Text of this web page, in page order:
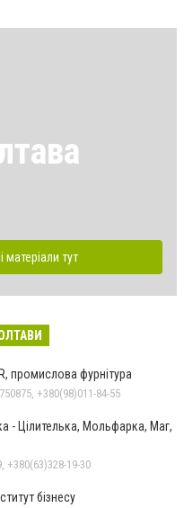
матеріали тут
ELESA + GANTER, промислова фурнітура
+380(98)011-84-55
- Цілителька, Мольфарка, Маг,
+380(63)328-19-30
бізнесу